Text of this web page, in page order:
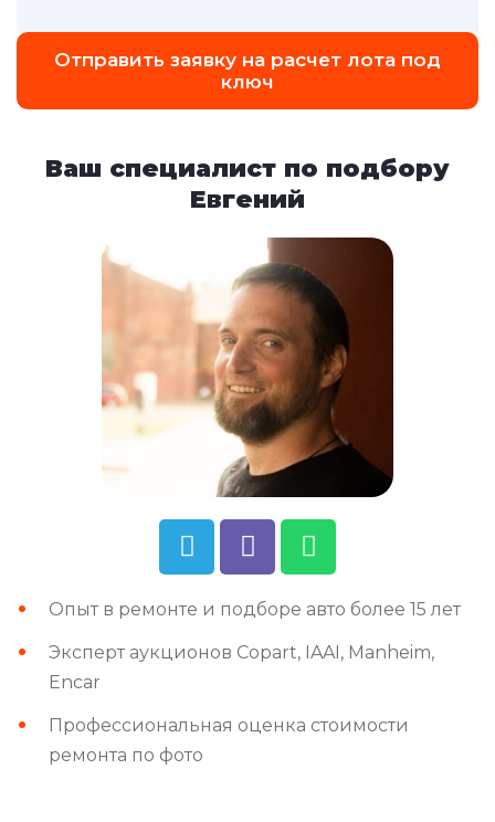
Отправить заявку на расчет лота под
ключ
Ваш специалист по подбору
Евгений
Опыт в ремонте и подборе авто более 15 лет
Эксперт аукционов Copart, IAAI, Manheim,
Encar
Профессиональная оценка стоимости
ремонта по фото